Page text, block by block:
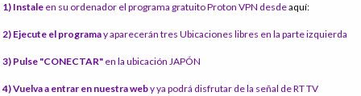
1) Instale en su ordenador el programa gratuito Proton VPN desdeaquí:
2) Ejecute el programay aparecerán tres Ubicaciones libres en la parte izquierda
3) Pulse "CONECTAR" en la ubicación JAPÓN
4) Vuelva a entrar en nuestra weby ya podrá disfrutar de la señal de RT TV